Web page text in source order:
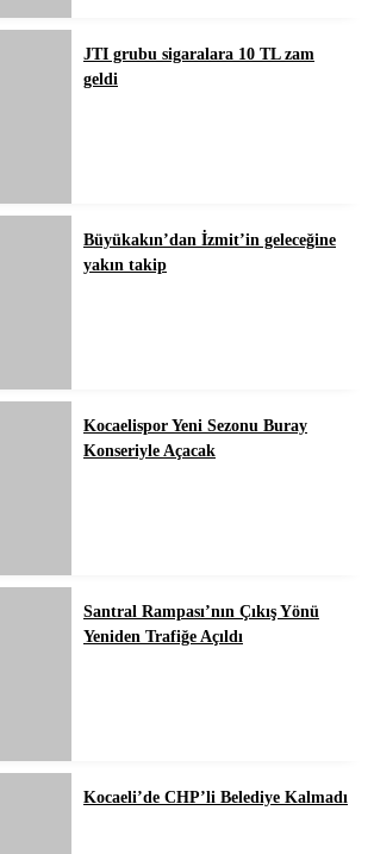
JTI grubu sigaralara 10 TL zam
geldi
Büyükakın’dan İzmit’in geleceğine
yakın takip
Kocaelispor Yeni Sezonu Buray
Konseriyle Açacak
Santral Rampası’nın Çıkış Yönü
Yeniden Trafiğe Açıldı
Kocaeli’de CHP’li Belediye Kalmadı